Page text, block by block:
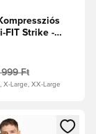
FIT Strike -
999 Ft
X-Large, XX-Large
a tagként
modált a